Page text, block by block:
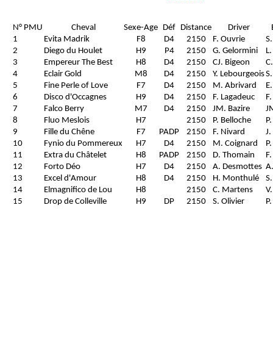
N° PMU Cheval Sexe-Age Déf Distance Driver
1
Evita Madrik F8 D4 2150 F. Ouvrie
2
Diego du Houlet H9 P4 2150 G. Gelormini
3
Empereur The Best H8 D4 2150 CJ. Bigeon
4
Eclair Gold M8 D4 2150 Y. Lebourgeois
5
Fine Perle of Love F7 D4 2150 M. Abrivard
6
Disco d'Occagnes H9 D4 2150 F. Lagadeuc
7
Falco Berry M7 D4 2150 JM. Bazire
8
Fluo Meslois H7 2150 P. Belloche
9
Fille du Chêne F7 PADP 2150 F. Nivard
10
Fynio du Pommereux H7 D4 2150 M. Coignard
11
Extra du Châtelet H8 PADP 2150 D. Thomain
12
Forto Déo H7 D4 2150 A. Desmottes
13
Excel d'Amour H8 D4 2150 H. Monthulé
14
Elmagnifico de Lou H8 2150 C. Martens
15
Drop de Colleville H9 DP 2150 S. Olivier